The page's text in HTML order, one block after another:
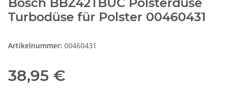
Turbodüse für Polster 00460431
Artikelnummer: 00460431
38,95 €